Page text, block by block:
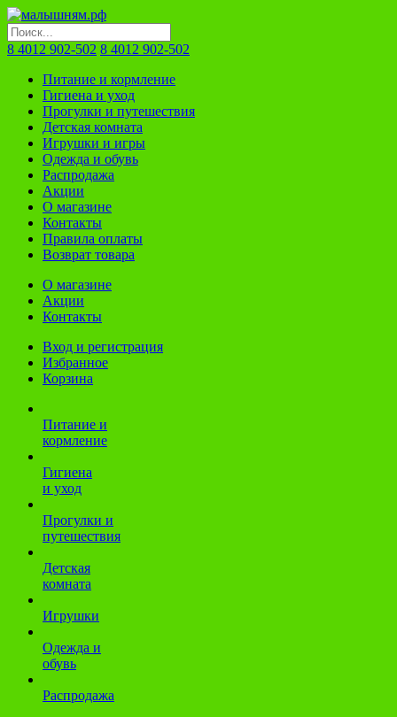
8 4012 902-502 8 4012 902-502
Питание и кормление
Гигиена и уход
Прогулки и путешествия
Детская комната
Игрушки и игры
Одежда и обувь
Распродажа
Акции
О магазине
Контакты
Правила оплаты
Возврат товара
О магазине
Акции
Контакты
Вход и регистрация
Избранное
Корзина
Питание и
кормление
Гигиена
и уход
Прогулки и
путешествия
Детская
комната
Игрушки
Одежда и
обувь
Распродажа